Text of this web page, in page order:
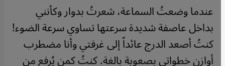
عندما وضعتُ السماعة، شعرتُ بدوار وكأنني
بداخل عاصفة شديدة سرعتها تساوي سرعة الضوء!
كنتُ أصعد الدرج عائداً إلى غرفتي وأنا مضطرب
أوازن خطواتي بصعوبة بالغة. كنتُ كمن يُرفع من